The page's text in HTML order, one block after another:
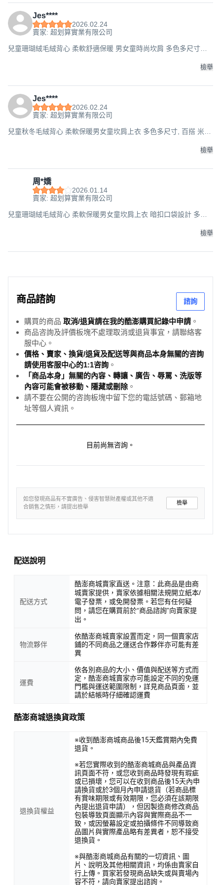
Jes****
2026.02.24
賣家: 超划算實業有限公司
兒童珊瑚絨毛絨背心 柔軟舒適保暖 男女童時尚坎肩 多色多尺寸可
檢舉
Jes****
2026.02.24
賣家: 超划算實業有限公司
兒童秋冬毛絨背心 柔軟保暖男女童坎肩上衣 多色多尺寸, 百搭 米白
檢舉
周*嬌
2026.01.14
賣家: 超划算實業有限公司
兒童珊瑚絨毛絨背心 柔軟保暖男女童坎肩上衣 暗扣口袋設計 多色
檢舉
商品諮詢 諮詢
購買的商品 取消/退貨請在我的酷澎購買記錄中申請 。
商品咨詢及評價板塊不處理取消或退貨事宜，請聯絡客
服中心。
價格、賣家、換貨/退貨及配送等與商品本身無關的咨詢
請使用客服中心的1:1咨詢 。
「商品本身」無關的內容、轉讓、廣告、辱罵、洗版等
內容可能會被移動、隱藏或刪除。
請不要在公開的咨詢板塊中留下您的電話號碼、郵箱地
址等個人資訊。
目前尚無咨詢。
如您發現商品有不實廣告、侵害智慧財產權或其他不適
合銷售之情形，請提出檢舉
檢舉
配送說明
配送方式
酷澎商城賣家直送。注意：此商品是由商
城賣家提供，賣家依據相關法規開立紙本/
電子發票，或免開發票。若您有任何疑
問，請您在購買前於“商品諮詢”向賣家提
出。
物流夥伴
依酷澎商城賣家設置而定，同一個賣家店
鋪的不同商品之運送合作夥伴亦可能有差
異
運費
依各別商品的大小、價值與配送等方式而
定，酷澎商城賣家亦可能設定不同的免運
門檻與運送範圍限制，詳見商品頁面，並
請於結帳時仔細確認運費
酷澎商城退換貨政策
退換貨權益
※收到酷澎商城商品後15天鑑賞期內免費
退貨。
※若您實際收到的酷澎商城商品與產品資
訊頁面不符，或您收到商品時發現有瑕疵
或已損壞，您可以在收到商品後15天內申
請換貨或於3個月內申請退貨（若商品標
有賞味期限或有效期限，您必須在該期限
內提出退貨申請），但因製造商修改商品
包裝導致頁面顯示內容與實際商品不一
致，或因螢幕設定或拍攝條件不同導致商
品圖片與實際產品略有差異者，恕不接受
退換貨。
※與酷澎商城商品有關的一切資訊、圖
片、說明及其他相關資訊，均係由賣家自
行上傳。買家若發現商品缺失或與賣場內
容不符，請向賣家提出諮詢。